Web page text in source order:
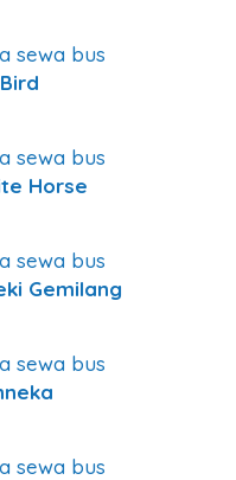
sewa bus
sewa bus
Horse
sewa bus
Gemilang
sewa bus
sewa bus